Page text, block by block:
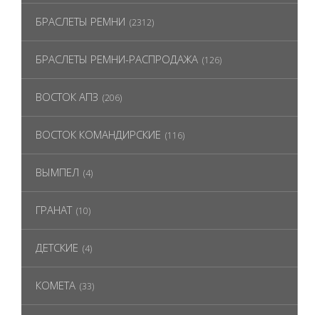
БРАСЛЕТЫ РЕМНИ (2312)
БРАСЛЕТЫ РЕМНИ-РАСПРОДАЖА (126)
ВОСТОК АПЗ (206)
ВОСТОК КОМАНДИРСКИЕ (116)
ВЫМПЕЛ (4)
ГРАНАТ (10)
ДЕТСКИЕ (4)
КОМЕТА (33)